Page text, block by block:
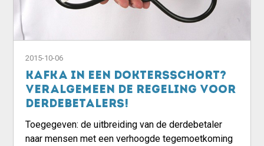
2015-10-06
Kafka in een doktersschort?
Veralgemeen de regeling voor
derdebetalers!
Toegegeven: de uitbreiding van de derdebetaler
naar mensen met een verhoogde tegemoetkoming